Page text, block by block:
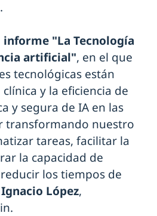
informe "La Tecnología
artificial", en el que
tecnológicas están
y la eficiencia de
y segura de IA en las
transformando nuestro
tareas, facilitar la
la capacidad de
los tiempos de
Ignacio López,